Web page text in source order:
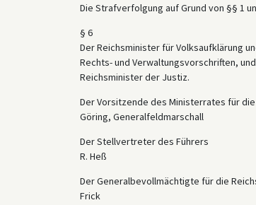
Die Strafverfolgung auf Grund von §§ 1
§ 6
Der Reichsminister für Volksaufklärung
Rechts- und Verwaltungsvorschriften,
Reichsminister der Justiz.
Der Vorsitzende des Ministerrates für
Göring, Generalfeldmarschall
Der Stellvertreter des Führers
R. Heß
Der Generalbevollmächtigte für die
Frick